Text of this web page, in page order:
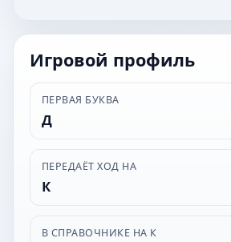
Игровой профиль
ПЕРВАЯ БУКВА
Д
ПЕРЕДАЁТ ХОД НА
К
В СПРАВОЧНИКЕ НА К